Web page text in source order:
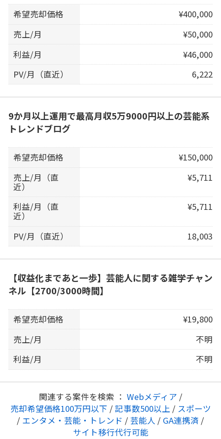
希望売却価格
¥400,000
売上/月
¥50,000
利益/月
¥46,000
PV/月（直近）
6,222
9か月以上運用で最高月収5万9000円以上の芸能系
トレンドブログ
希望売却価格
¥150,000
売上/月（直
近）
¥5,711
利益/月（直
近）
¥5,711
PV/月（直近） 18,003
【収益化まであと一歩】芸能人に関する雑学チャン
ネル【2700/3000時間】
希望売却価格
¥19,800
売上/月
不明
利益/月
不明
関連する案件を検索 ： Webメディア /
売却希望価格100万円以下 / 記事数500以上 / スポーツ
/ エンタメ・芸能・トレンド / 芸能人 / GA連携済 /
サイト移行代行可能